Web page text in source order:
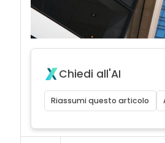
Chiedi all'AI
Riassumi questo articolo